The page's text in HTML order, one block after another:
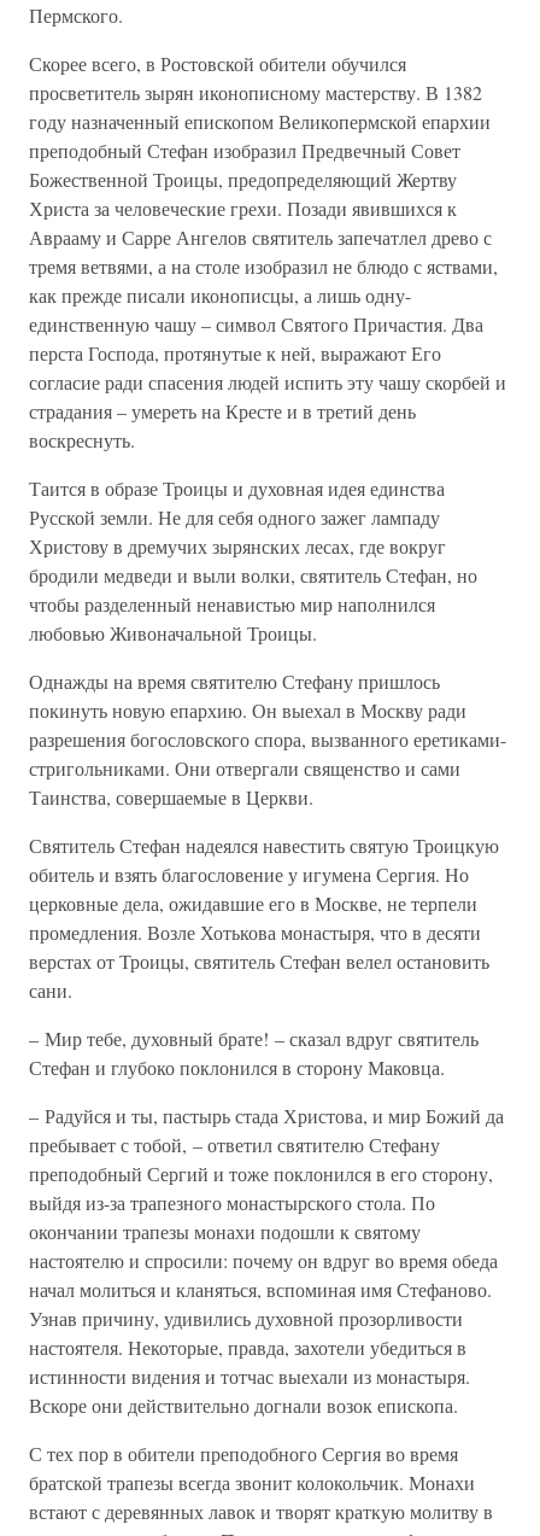
Пермского.
Скорее всего, в Ростовской обители обучился
просветитель зырян иконописному мастерству. В 1382
году назначенный епископом Великопермской епархии
преподобный Стефан изобразил Предвечный Совет
Божественной Троицы, предопределяющий Жертву
Христа за человеческие грехи. Позади явившихся к
Аврааму и Сарре Ангелов святитель запечатлел древо с
тремя ветвями, а на столе изобразил не блюдо с яствами,
как прежде писали иконописцы, а лишь одну-
единственную чашу – символ Святого Причастия. Два
перста Господа, протянутые к ней, выражают Его
согласие ради спасения людей испить эту чашу скорбей и
страдания – умереть на Кресте и в третий день
воскреснуть.
Таится в образе Троицы и духовная идея единства
Русской земли. Не для себя одного зажег лампаду
Христову в дремучих зырянских лесах, где вокруг
бродили медведи и выли волки, святитель Стефан, но
чтобы разделенный ненавистью мир наполнился
любовью Живоначальной Троицы.
Однажды на время святителю Стефану пришлось
покинуть новую епархию. Он выехал в Москву ради
разрешения богословского спора, вызванного еретиками-
стригольниками. Они отвергали священство и сами
Таинства, совершаемые в Церкви.
Святитель Стефан надеялся навестить святую Троицкую
обитель и взять благословение у игумена Сергия. Но
церковные дела, ожидавшие его в Москве, не терпели
промедления. Возле Хотькова монастыря, что в десяти
верстах от Троицы, святитель Стефан велел остановить
сани.
– Мир тебе, духовный брате! – сказал вдруг святитель
Стефан и глубоко поклонился в сторону Маковца.
– Радуйся и ты, пастырь стада Христова, и мир Божий да
пребывает с тобой, – ответил святителю Стефану
преподобный Сергий и тоже поклонился в его сторону,
выйдя из-за трапезного монастырского стола. По
окончании трапезы монахи подошли к святому
настоятелю и спросили: почему он вдруг во время обеда
начал молиться и кланяться, вспоминая имя Стефаново.
Узнав причину, удивились духовной прозорливости
настоятеля. Некоторые, правда, захотели убедиться в
истинности видения и тотчас выехали из монастыря.
Вскоре они действительно догнали возок епископа.
С тех пор в обители преподобного Сергия во время
братской трапезы всегда звонит колокольчик. Монахи
встают с деревянных лавок и творят краткую молитву в